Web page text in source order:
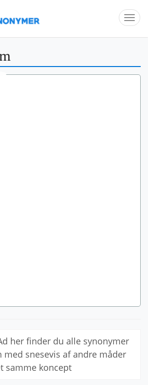
her finder du alle synonymer
med snesevis af andre måder
samme koncept